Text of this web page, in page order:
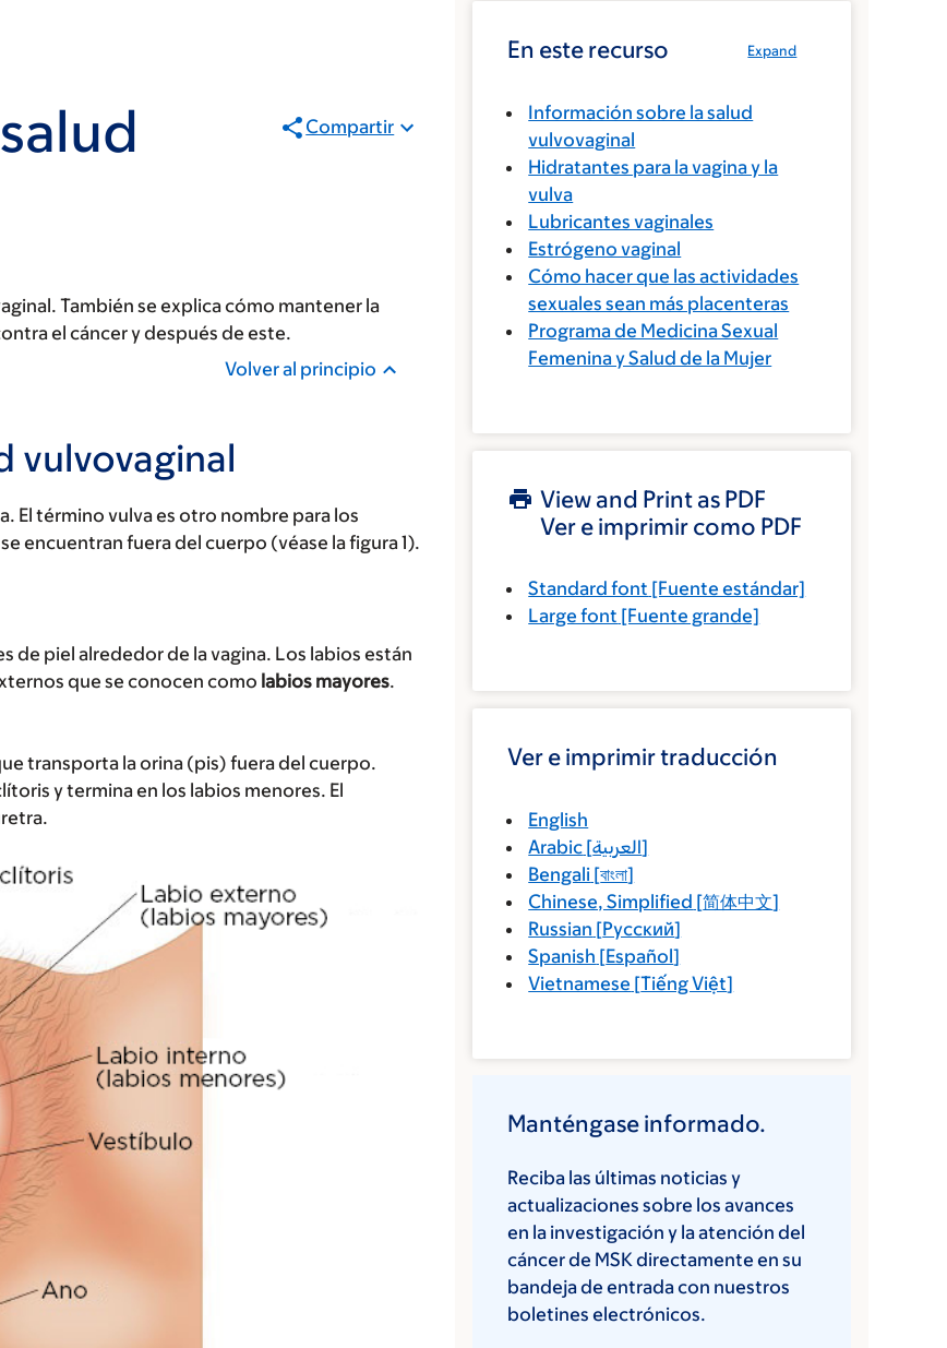
Compartir
También se explica cómo mantener la
el cáncer y después de este.
Volver al principio
vulvovaginal
El término vulva es otro nombre para los
encuentran fuera del cuerpo (véase la figura 1).
de piel alrededor de la vagina. Los labios están
que se conocen como labios mayores.
transporta la orina (pis) fuera del cuerpo.
y termina en los labios menores. El
Expand
En este recurso
Información sobre la salud
vulvovaginal
Hidratantes para la vagina y la
vulva
Lubricantes vaginales
Estrógeno vaginal
Cómo hacer que las actividades
sexuales sean más placenteras
Programa de Medicina Sexual
Femenina y Salud de la Mujer
View and Print as PDF
Ver e imprimir como PDF
Standard font [Fuente estándar]
Large font [Fuente grande]
Ver e imprimir traducción
English
Arabic [العربية]
Bengali [বাংলা]
Chinese, Simplified [简体中文]
Russian [Русский]
Spanish [Español]
Vietnamese [Tiếng Việt]
Manténgase informado.
Reciba las últimas noticias y
actualizaciones sobre los avances
en la investigación y la atención del
cáncer de MSK directamente en su
bandeja de entrada con nuestros
boletines electrónicos.